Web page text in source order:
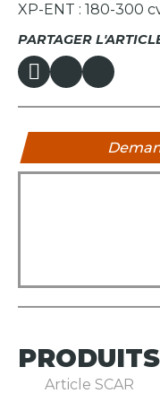
PARTAGER
XP-ENT : 180-300
PRODUITS
Article SCAR